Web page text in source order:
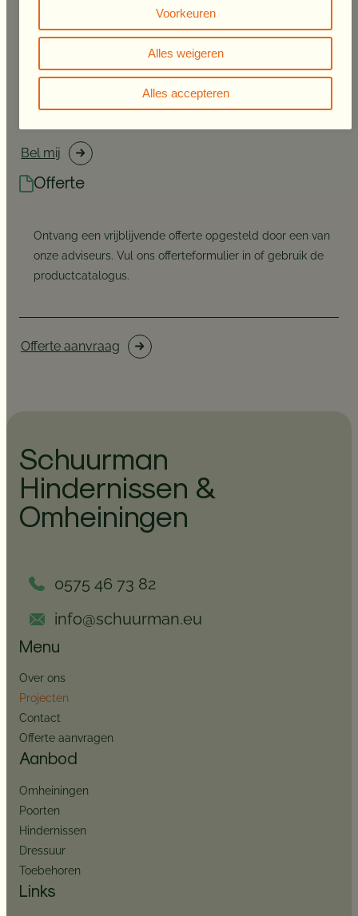
Word je liever teruggebeld door een van onze experts?
Laat dan je telefoonnummer achter en we nemen contact
met je op.
Bel mij
Offerte
Ontvang een vrijblijvende offerte opgesteld door een van
onze adviseurs. Vul ons offerteformulier in of gebruik de
productcatalogus.
Offerte aanvraag
Schuurman
Hindernissen &
Omheiningen
0575 46 73 82
info@schuurman.eu
Menu
Over ons
Projecten
Contact
Offerte aanvragen
Aanbod
Omheiningen
Poorten
Hindernissen
Dressuur
Toebehoren
Links
Voorkeuren
Alles weigeren
Alles accepteren